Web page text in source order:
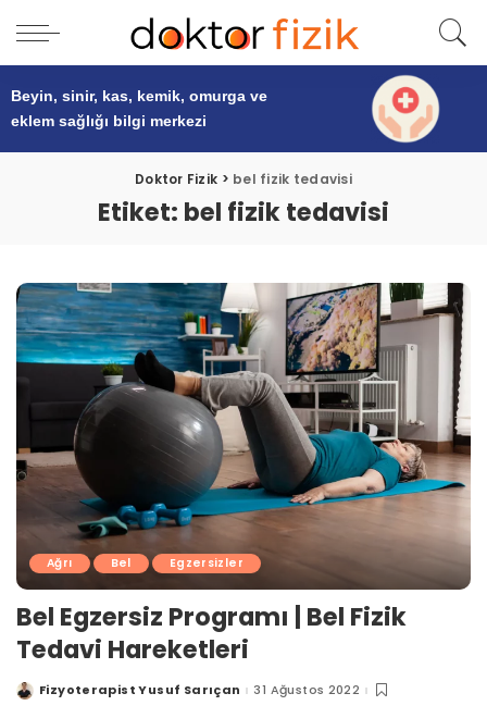
Beyin, sinir, kas, kemik, omurga ve
eklem sağlığı bilgi merkezi
Doktor Fizik > bel fizik tedavisi
Etiket: bel fizik tedavisi
Ağrı Bel Egzersizler
Bel Egzersiz Programı | Bel Fizik
Tedavi Hareketleri
PostedFizyoterapist Yusuf Sarıçan 31 Ağustos 2022